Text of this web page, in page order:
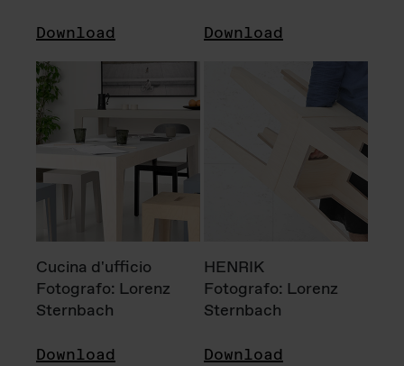
Download Download
Cucina d'ufficio
Fotografo: Lorenz
Sternbach
Download
HENRIK
Fotografo: Lorenz
Sternbach
Download